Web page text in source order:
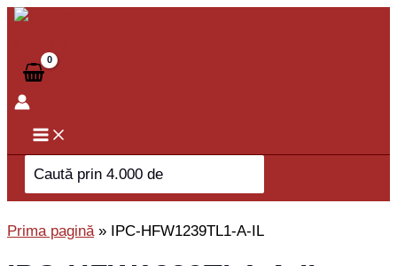
Skip
content
Search
for:
Prima pagină» IPC-HFW1239TL1-A-IL